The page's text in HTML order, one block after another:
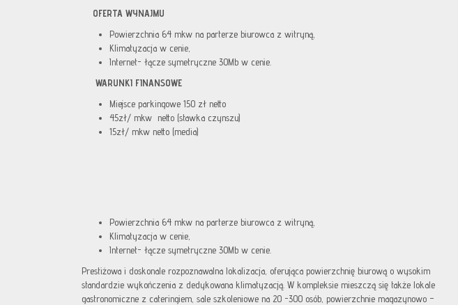
OFERTA WYNAJMU
Powierzchnia 64 mkw na parterze biurowca z witryną,
Klimatyzacja w cenie,
Internet- łącze symetryczne 30Mb w cenie.
WARUNKI FINANSOWE
Miejsce parkingowe 150 zł netto
45zł/ mkw netto (stawka czynszu)
15zł/ mkw netto (media)
Powierzchnia 64 mkw na parterze biurowca z witryną,
Klimatyzacja w cenie,
Internet- łącze symetryczne 30Mb w cenie.
Prestiżowa i doskonale rozpoznawalna lokalizacja, oferująca powierzchnię biurową o wysokim
standardzie wykończenia z dedykowana klimatyzacją. W kompleksie mieszczą się także lokale
gastronomiczne z cateringiem, sale szkoleniowe na 20 -300 osób, powierzchnie magazynowo –